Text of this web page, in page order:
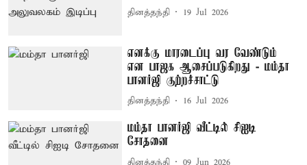
தினத்தந்தி 19 Jul 2026
எனக்கு மாரடைப்பு வர வேண்டும்
என பாஜக ஆசைப்படுகிறது - மம்தா
பானர்ஜி குற்றச்சாட்டு
தினத்தந்தி 16 Jul 2026
மம்தா பானர்ஜி வீட்டில் சிஐடி
சோதனை
தினத்தந்தி 09 Jun 2026